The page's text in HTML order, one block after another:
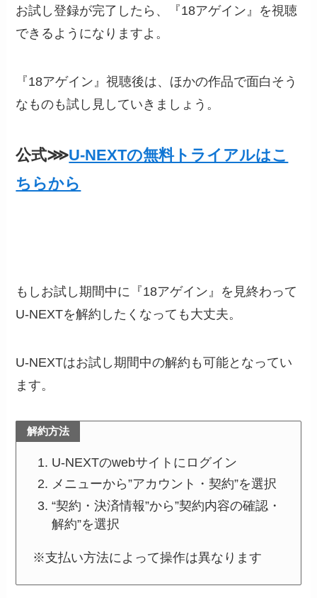
お試し登録が完了したら、『18アゲイン』を視聴
できるようになりますよ。
『18アゲイン』視聴後は、ほかの作品で面白そう
なものも試し見していきましょう。
公式⋙U-NEXTの無料トライアルはこ
ちらから
もしお試し期間中に『18アゲイン』を見終わって
U-NEXTを解約したくなっても大丈夫。
U-NEXTはお試し期間中の解約も可能となってい
ます。
解約方法
U-NEXTのwebサイトにログイン
メニューから”アカウント・契約”を選択
“契約・決済情報”から”契約内容の確認・
解約”を選択
※支払い方法によって操作は異なります